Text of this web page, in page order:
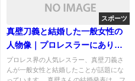
スポーツ
真壁刀義と結婚した一般女性の
人物像｜プロレスラーにありが
ちな奥さん像とは？
プロレス界の人気レスラー、真壁刀義さ
んが一般女性と結婚したことが話題にな